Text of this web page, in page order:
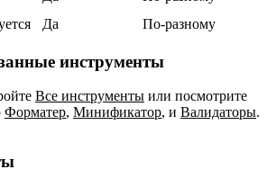
Да По‑разному
инструменты
Все инструменты или посмотрите
Форматер, Минификатор, и Валидаторы.